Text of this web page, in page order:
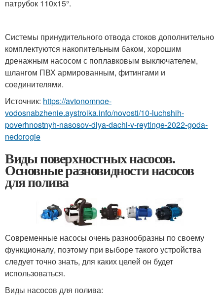
патрубок 110х15°.
Системы принудительного отвода стоков дополнительно
комплектуются накопительным баком, хорошим
дренажным насосом с поплавковым выключателем,
шлангом ПВХ армированным, фитингами и
соединителями.
Источник: https://avtonomnoe-
vodosnabzhenie.aystroika.info/novosti/10-luchshih-
poverhnostnyh-nasosov-dlya-dachi-v-reytinge-2022-goda-
nedorogie
Виды поверхностных насосов.
Основные разновидности насосов
для полива
Современные насосы очень разнообразны по своему
функционалу, поэтому при выборе такого устройства
следует точно знать, для каких целей он будет
использоваться.
Виды насосов для полива: